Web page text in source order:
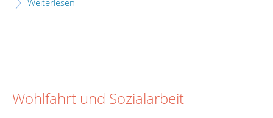
Wohlfahrt und Sozialarbeit